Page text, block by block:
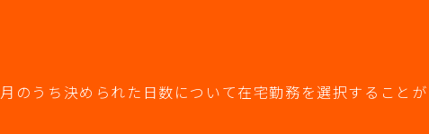
のうち決められた日数について在宅勤務を選択することが